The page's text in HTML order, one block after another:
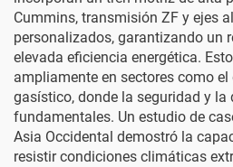
Cummins, transmisión ZF y ejes
personalizados, garantizando un
elevada eficiencia energética.
ampliamente en sectores como
gasístico, donde la seguridad y la
fundamentales. Un estudio de
Asia Occidental demostró la
resistir condiciones climáticas